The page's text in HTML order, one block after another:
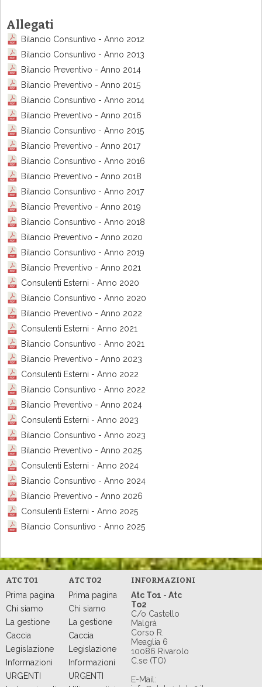
Allegati
Bilancio Consuntivo - Anno 2012
Bilancio Consuntivo - Anno 2013
Bilancio Preventivo - Anno 2014
Bilancio Preventivo - Anno 2015
Bilancio Consuntivo - Anno 2014
Bilancio Preventivo - Anno 2016
Bilancio Consuntivo - Anno 2015
Bilancio Preventivo - Anno 2017
Bilancio Consuntivo - Anno 2016
Bilancio Preventivo - Anno 2018
Bilancio Consuntivo - Anno 2017
Bilancio Preventivo - Anno 2019
Bilancio Consuntivo - Anno 2018
Bilancio Preventivo - Anno 2020
Bilancio Consuntivo - Anno 2019
Bilancio Preventivo - Anno 2021
Consulenti Esterni - Anno 2020
Bilancio Consuntivo - Anno 2020
Bilancio Preventivo - Anno 2022
Consulenti Esterni - Anno 2021
Bilancio Consuntivo - Anno 2021
Bilancio Preventivo - Anno 2023
Consulenti Esterni - Anno 2022
Bilancio Consuntivo - Anno 2022
Bilancio Preventivo - Anno 2024
Consulenti Esterni - Anno 2023
Bilancio Consuntivo - Anno 2023
Bilancio Preventivo - Anno 2025
Consulenti Esterni - Anno 2024
Bilancio Consuntivo - Anno 2024
Bilancio Preventivo - Anno 2026
Consulenti Esterni - Anno 2025
Bilancio Consuntivo - Anno 2025
ATC TO1
Prima pagina
Chi siamo
La gestione
Caccia
Legislazione
Informazioni
URGENTI
ATC TO2
Prima pagina
Chi siamo
La gestione
Caccia
Legislazione
Informazioni
URGENTI
INFORMAZIONI
Atc To1 - Atc
To2
C/o Castello
Malgrà
Corso R.
Meaglia 6
10086 Rivarolo
C.se (TO)
E-Mail: